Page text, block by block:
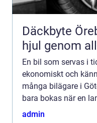
Däckbyte Örebro så får
hjul genom
En bil som servas i
ekonomiskt och
många bilägare i
bara bokas när en
instrumentpanelen.
admin